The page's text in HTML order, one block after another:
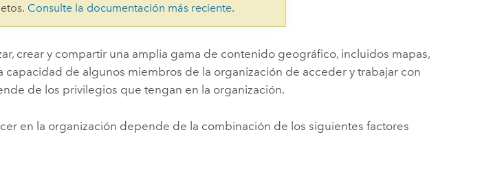
Consulte la documentación más reciente.
crear y compartir una amplia gama de contenido geográfico, incluidos mapas,
capacidad de algunos miembros de la organización de acceder y trabajar con
de los privilegios que tengan en la organización.
en la organización depende de la combinación de los siguientes factores